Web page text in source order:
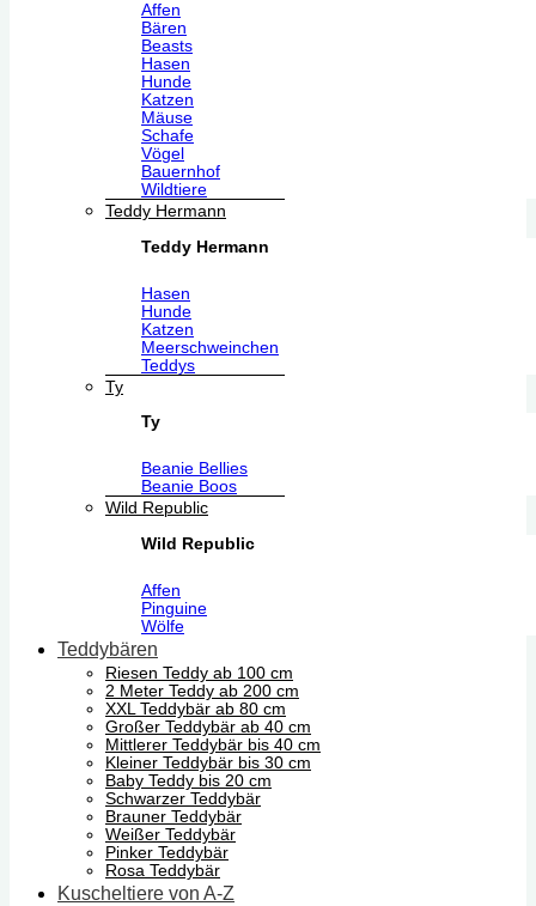
Affen
Bären
Beasts
Hasen
Hunde
Katzen
Mäuse
Schafe
Vögel
Bauernhof
Wildtiere
Teddy Hermann
Teddy Hermann
Hasen
Hunde
Katzen
Meerschweinchen
Teddys
Ty
Ty
Beanie Bellies
Beanie Boos
Wild Republic
Wild Republic
Affen
Pinguine
Wölfe
Teddybären
Riesen Teddy ab 100 cm
2 Meter Teddy ab 200 cm
XXL Teddybär ab 80 cm
Großer Teddybär ab 40 cm
Mittlerer Teddybär bis 40 cm
Kleiner Teddybär bis 30 cm
Baby Teddy bis 20 cm
Schwarzer Teddybär
Brauner Teddybär
Weißer Teddybär
Pinker Teddybär
Rosa Teddybär
Kuscheltiere von A-Z